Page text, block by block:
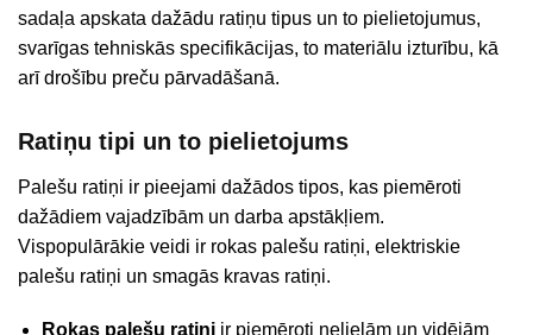
sadaļa apskata dažādu ratiņu tipus un to pielietojumus,
svarīgas tehniskās specifikācijas, to materiālu izturību, kā
arī drošību preču pārvadāšanā.
Ratiņu tipi un to pielietojums
Palešu ratiņi ir pieejami dažādos tipos, kas piemēroti
dažādiem vajadzībām un darba apstākļiem.
Vispopulārākie veidi ir rokas palešu ratiņi, elektriskie
palešu ratiņi un smagās kravas ratiņi.
Rokas palešu ratiņi ir piemēroti nelielām un vidējām